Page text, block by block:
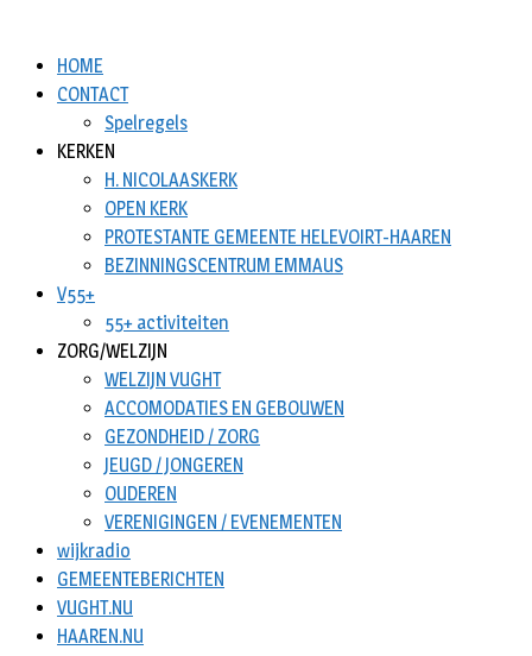
HOME
CONTACT
Spelregels
KERKEN
H. NICOLAASKERK
OPEN KERK
PROTESTANTE GEMEENTE HELEVOIRT-HAAREN
BEZINNINGSCENTRUM EMMAUS
V55+
55+ activiteiten
ZORG/WELZIJN
WELZIJN VUGHT
ACCOMODATIES EN GEBOUWEN
GEZONDHEID / ZORG
JEUGD / JONGEREN
OUDEREN
VERENIGINGEN / EVENEMENTEN
wijkradio
GEMEENTEBERICHTEN
VUGHT.NU
HAAREN.NU